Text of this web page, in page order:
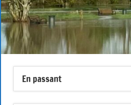
En passant